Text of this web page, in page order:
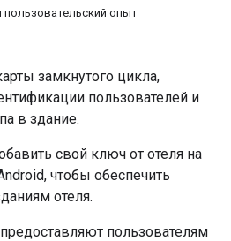
опыт
замкнутого цикла,
пользователей и
в здание.
свой ключ от отеля на
чтобы обеспечить
отеля.
пользователям